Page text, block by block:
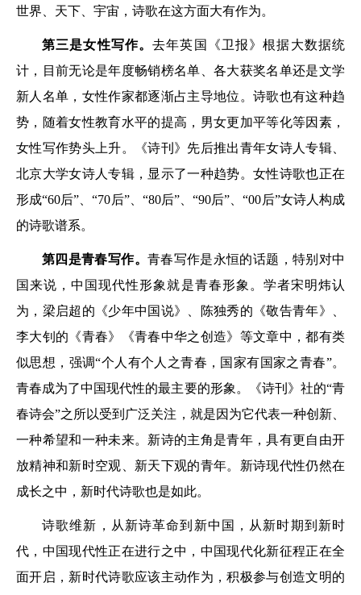
世界、天下、宇宙，诗歌在这方面大有作为。
第三是女性写作。去年英国《卫报》根据大数据统
计，目前无论是年度畅销榜名单、各大获奖名单还是文学
新人名单，女性作家都逐渐占主导地位。诗歌也有这种趋
势，随着女性教育水平的提高，男女更加平等化等因素，
女性写作势头上升。《诗刊》先后推出青年女诗人专辑、
北京大学女诗人专辑，显示了一种趋势。女性诗歌也正在
形成“60后”、“70后”、“80后”、“90后”、“00后”女诗人构成
的诗歌谱系。
第四是青春写作。 青春写作是永恒的话题，特别对中
国来说，中国现代性形象就是青春形象。学者宋明炜认
为，梁启超的《少年中国说》、陈独秀的《敬告青年》、
李大钊的《青春》《青春中华之创造》等文章中，都有类
似思想，强调“个人有个人之青春，国家有国家之青春”。
青春成为了中国现代性的最主要的形象。《诗刊》社的“青
春诗会”之所以受到广泛关注，就是因为它代表一种创新、
一种希望和一种未来。新诗的主角是青年，具有更自由开
放精神和新时空观、新天下观的青年。新诗现代性仍然在
成长之中，新时代诗歌也是如此。
诗歌维新，从新诗革命到新中国，从新时期到新时
代，中国现代性正在进行之中，中国现代化新征程正在全
面开启，新时代诗歌应该主动作为，积极参与创造文明的